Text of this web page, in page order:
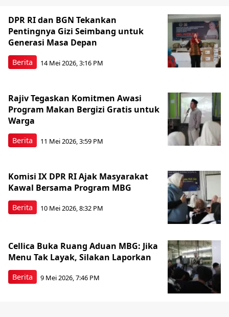
Berita
DPR RI dan BGN Tekankan
Pentingnya Gizi Seimbang untuk
Generasi Masa Depan
14 Mei 2026, 3:16 PM
Berita
Rajiv Tegaskan Komitmen Awasi
Program Makan Bergizi Gratis untuk
Warga
11 Mei 2026, 3:59 PM
Berita
Komisi IX DPR RI Ajak Masyarakat
Kawal Bersama Program MBG
10 Mei 2026, 8:32 PM
Berita
Cellica Buka Ruang Aduan MBG: Jika
Menu Tak Layak, Silakan Laporkan
9 Mei 2026, 7:46 PM